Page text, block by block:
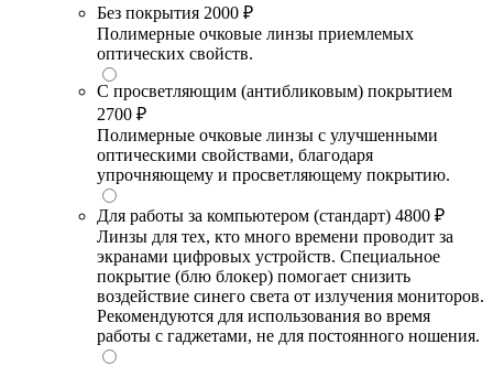
Без покрытия 2000 ₽
Полимерные очковые линзы приемлемых
оптических свойств.
С просветляющим (антибликовым) покрытием
2700 ₽
Полимерные очковые линзы с улучшенными
оптическими свойствами, благодаря
упрочняющему и просветляющему покрытию.
Для работы за компьютером (стандарт) 4800 ₽
Линзы для тех, кто много времени проводит за
экранами цифровых устройств. Специальное
покрытие (блю блокер) помогает снизить
воздействие синего света от излучения мониторов.
Рекомендуются для использования во время
работы с гаджетами, не для постоянного ношения.